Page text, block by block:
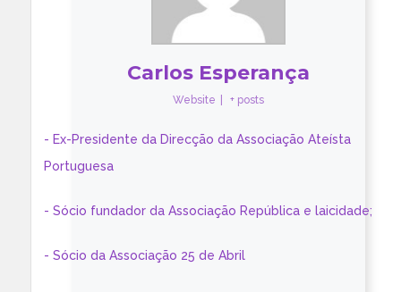
Carlos Esperança
Website + posts
- Ex-Presidente da Direcção da Associação Ateísta
Portuguesa
- Sócio fundador da Associação República e laicidade;
- Sócio da Associação 25 de Abril